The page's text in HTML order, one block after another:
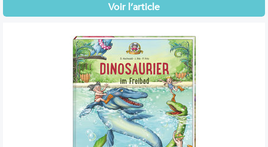
Voir l’article